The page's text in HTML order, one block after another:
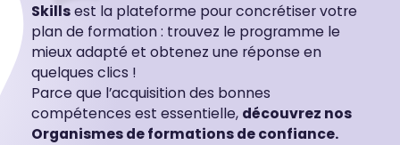
Skillsest la plateforme pour concrétiser votre
plan de formation : trouvez le programme le
mieux adapté et obtenez une réponse en
quelques clics !
Parce que l’acquisition des bonnes
compétences est essentielle, découvrez nos
Organismes de formations de confiance.